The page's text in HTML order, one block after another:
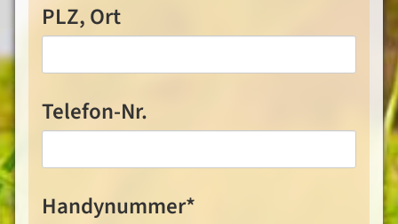
PLZ, Ort
Telefon-Nr.
Pflichtfeld
Handynummer*